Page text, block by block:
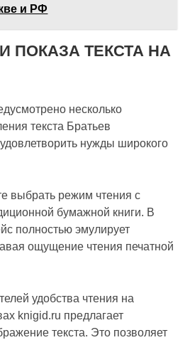
и РФ
ПОКАЗА ТЕКСТА НА
несколько
текста Братьев
нужды широкого
выбрать режим чтения с
бумажной книги. В
полностью эмулирует
ощущение чтения печатной
удобства чтения на
knigid.ru предлагает
текста. Это позволяет